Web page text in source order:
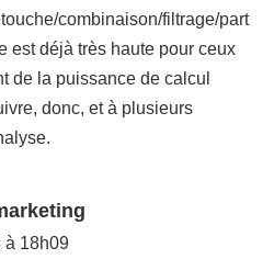
combinaison/filtrage/part
est déjà très haute pour ceux
de la puissance de calcul
donc, et à plusieurs
à 18h09